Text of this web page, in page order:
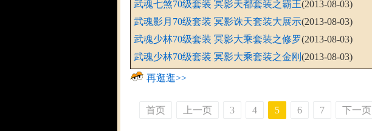
武魂七煞70级套装 冥影天都套装之霸王(2013-08-03)
武魂影月70级套装 冥影诛天套装大展示(2013-08-03)
武魂少林70级套装 冥影大乘套装之修罗(2013-08-03)
武魂少林70级套装 冥影大乘套装之金刚 (2013-08-03)
再逛逛>>
首页 上一页 3 4 5 6 7 下一页